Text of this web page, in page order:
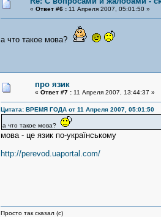
« Ответ #6 :11 Апреля 2007, 05:01:50 »
а что такое мова?
про язик
« Ответ #7 :11 Апреля 2007, 13:44:37 »
Цитата: ВРЕМЯ ГОДА от 11 Апреля 2007, 05:01:50
а что такое мова?
мова - це язик по-українському
http://perevod.uaportal.com/
Просто так сказал (с)